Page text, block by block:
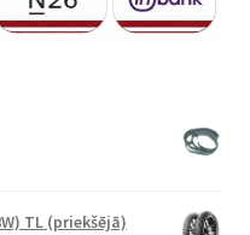
TL (priekšējā)